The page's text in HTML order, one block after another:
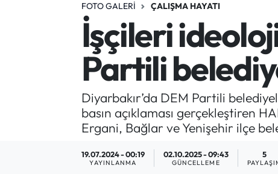
FOTO GALERI ÇALIŞMA HAYATI
İşçileri
Partili
Diyarbakır’da DEM Partili
basın açıklaması gerçekleştiren
Ergani, Bağlar ve Yenişehir ilçe
19.07.2024 - 00:19
YAYINLANMA
02.10.2025 - 09:43
GÜNCELLEME
5
SORU-CEVAP
Süper Lig Puan Durumu ve Fikstür
Tüm Manşetler
Son Dakika Haberleri
Haber Arşivi